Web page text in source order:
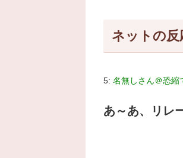
ネットの反
5: 名無しさん＠恐縮
あ～あ、リレ